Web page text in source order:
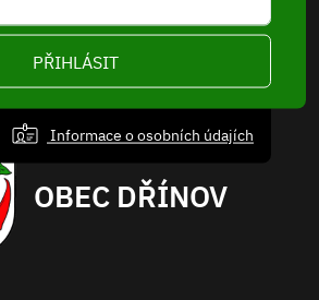
PŘIHLÁSIT
Informace o osobních údajích
OBEC DŘÍNOV